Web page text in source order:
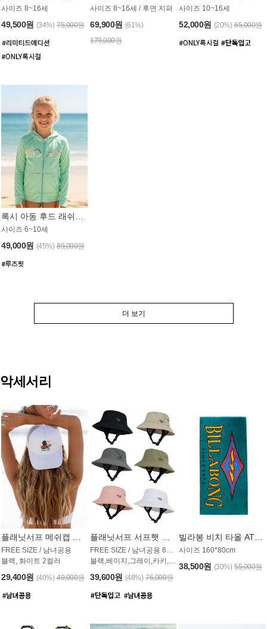
사이즈 8~16세
49,500원 (34%) 75,000원
사이즈 8~16세 / 후면 지퍼
69,900원 (61%)
179,000원
사이즈 10~16세
52,000원 (20%) 65,000원
록시 아동 후드 래쉬가드 GT764MRX
사이즈 6~10세
49,000원 (45%) 89,000원
더 보기
악세서리
FREE SIZE / 남녀공용
블랙, 화이트 2컬러
29,400원 (40%) 49,000원
블랙,베이지,그레이,카키,핑크,화이트
39,600원 (48%) 76,000원
사이즈 160*80cm
38,500원 (30%) 55,000원